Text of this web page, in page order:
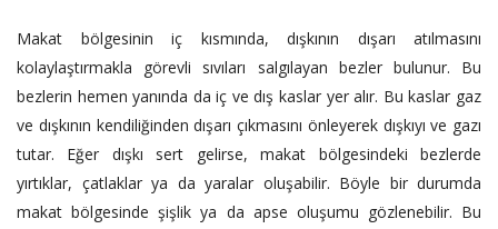
Makat bölgesinin iç kısmında, dışkının dışarı atılmasını
kolaylaştırmakla görevli sıvıları salgılayan bezler bulunur. Bu
bezlerin hemen yanında da iç ve dış kaslar yer alır. Bu kaslar gaz
ve dışkının kendiliğinden dışarı çıkmasını önleyerek dışkıyı ve gazı
tutar. Eğer dışkı sert gelirse, makat bölgesindeki bezlerde
yırtıklar, çatlaklar ya da yaralar oluşabilir. Böyle bir durumda
makat bölgesinde şişlik ya da apse oluşumu gözlenebilir. Bu